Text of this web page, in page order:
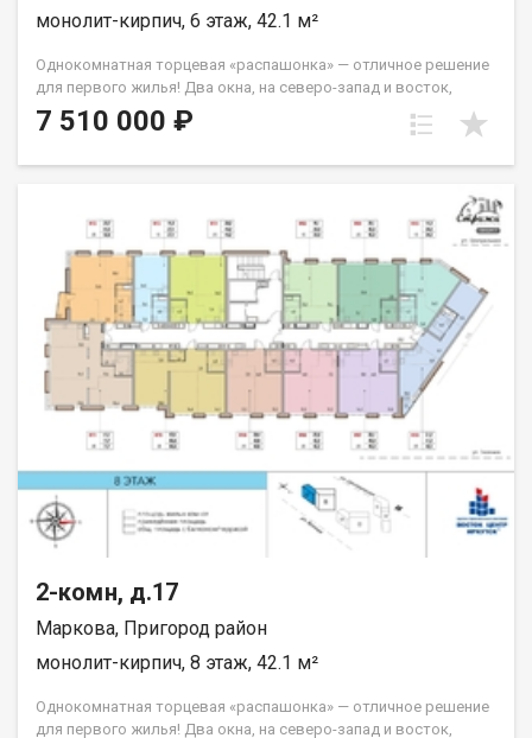
монолит-кирпич, 6 этаж, 42.1 м²
Однокомнатная торцевая «распашонка» — отличное решение
для первого жилья! Два окна, на северо-запад и восток,
которые легко справятся с задачей обеспечивать вас
солнечным светом на протяжение всего дня. Из спальни
7 510 000 ₽
2-комн, д.17
Маркова, Пригород район
монолит-кирпич, 8 этаж, 42.1 м²
Однокомнатная торцевая «распашонка» — отличное решение
для первого жилья! Два окна, на северо-запад и восток,